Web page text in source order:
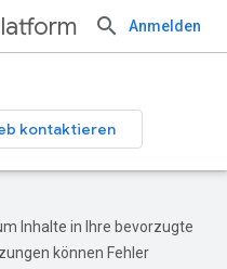
Anmelden
kontaktieren
Inhalte in Ihre bevorzugte
können Fehler